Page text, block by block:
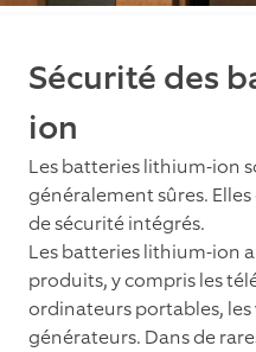
Sécurité des
ion
Les batteries lithium-ion
généralement sûres.
de sécurité intégrés.
Les batteries lithium-ion
produits, y compris les
ordinateurs portables,
générateurs. Dans de